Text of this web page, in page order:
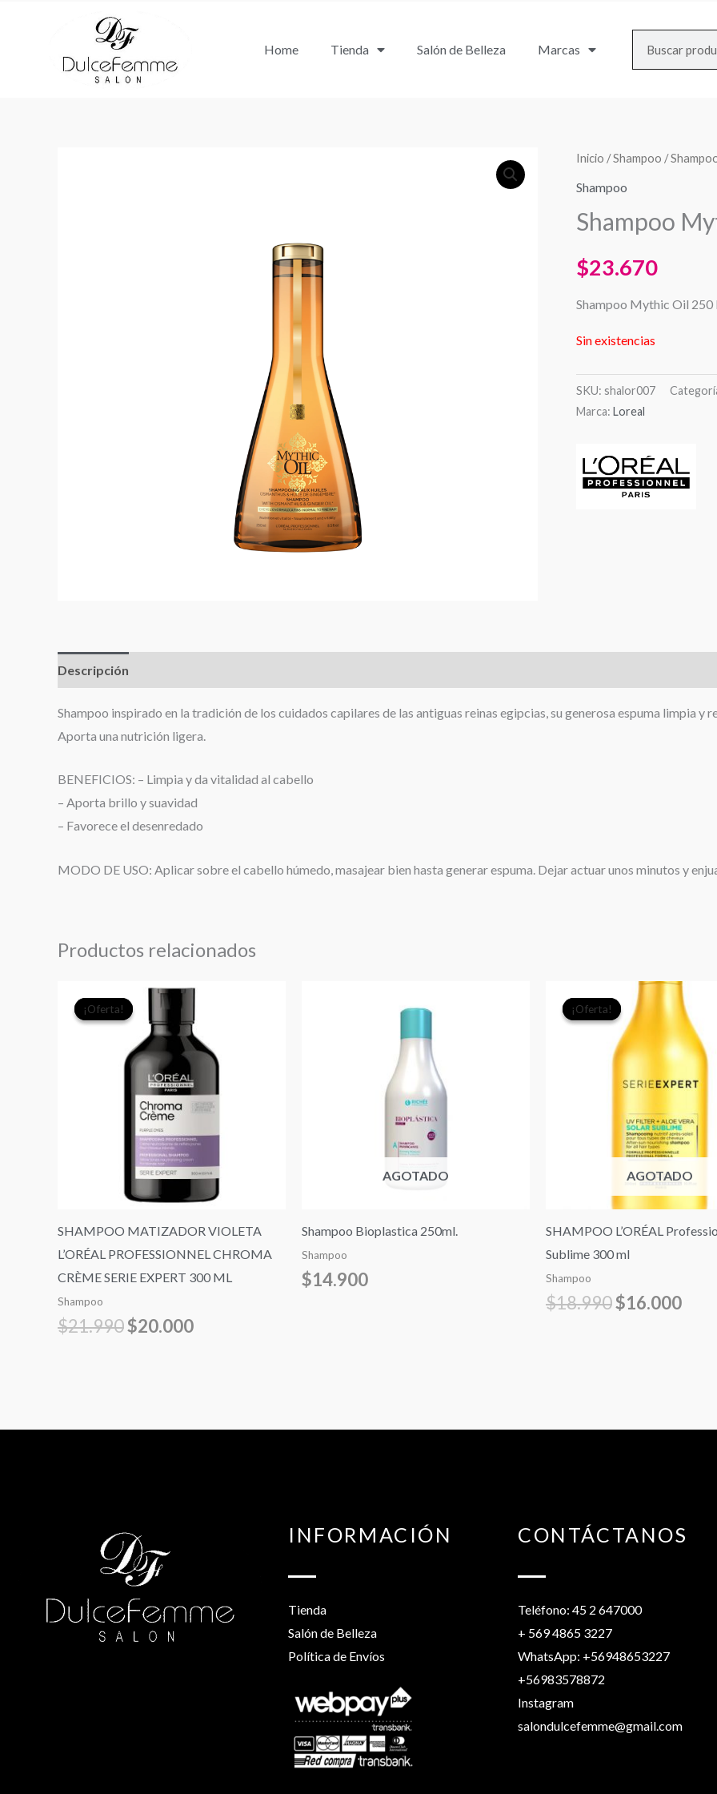
Home Tienda Salón de Belleza Marcas
Inicio /Shampoo /
Shampoo
Shampoo
$23.670
Shampoo Mythic Oil 250
Sin existencias
SKU: shalor007
Marca: Loreal
Descripción
Shampoo inspirado en la tradición de los cuidados capilares de las antiguas reinas egipcias, su generosa espuma limpia y
Aporta una nutrición ligera.
BENEFICIOS: – Limpia y da vitalidad al cabello
– Aporta brillo y suavidad
– Favorece el desenredado
MODO DE USO: Aplicar sobre el cabello húmedo, masajear bien hasta generar espuma. Dejar actuar unos minutos y
Productos relacionados
¡Oferta!
¡Oferta!
SHAMPOO MATIZADOR VIOLETA
L’ORÉAL PROFESSIONNEL CHROMA
CRÈME SERIE EXPERT 300 ML
Shampoo
$21.990
precio
original
era:
$21.990.
$20.000
El
precio
actual
es:
$20.000.
AGOTADO
Shampoo Bioplastica 250ml.
Shampoo
$14.900
¡Oferta!
AGOTADO
¡Oferta!
SHAMPOO L’ORÉAL
Sublime 300 ml
Shampoo
$18.990
precio
original
era:
$18.990.
$16.000
El
es:
INFORMACIÓN
Tienda
Salón de Belleza
Política de Envíos
CONTÁCTANOS
Teléfono: 45 2 647000
+ 569 4865 3227
WhatsApp: +56948653227
+56983578872
Instagram
salondulcefemme@gmail.com